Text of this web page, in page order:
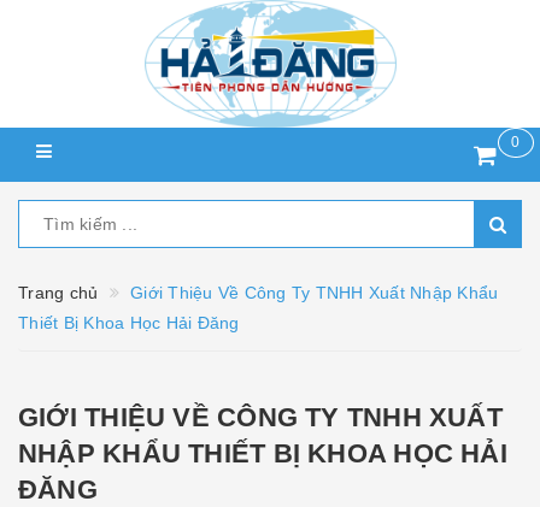
0
Trang chủ
Giới Thiệu Về Công Ty TNHH Xuất Nhập Khẩu
Thiết Bị Khoa Học Hải Đăng
GIỚI THIỆU VỀ CÔNG TY TNHH XUẤT
NHẬP KHẨU THIẾT BỊ KHOA HỌC HẢI
ĐĂNG